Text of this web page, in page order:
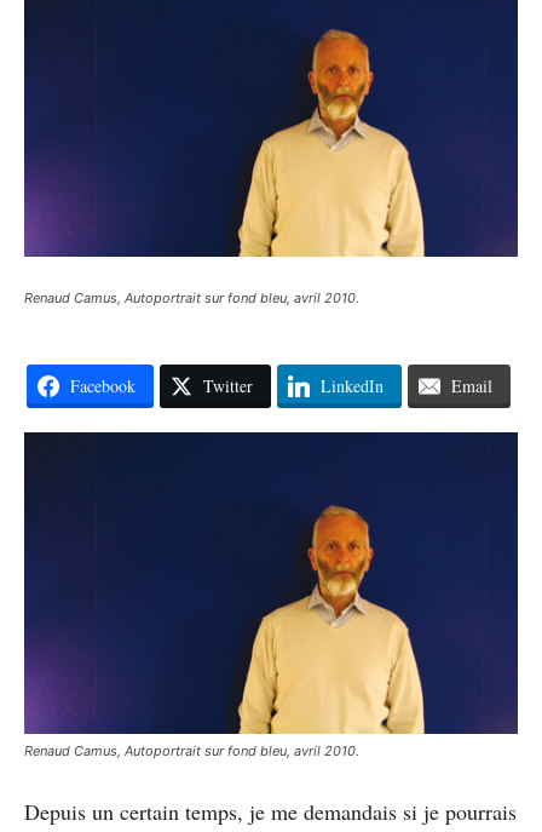
Renaud Camus, Autoportrait sur fond bleu, avril 2010.
Facebook Twitter LinkedIn Email
Renaud Camus, Autoportrait sur fond bleu, avril 2010.
Depuis un certain temps, je me demandais si je pourrais